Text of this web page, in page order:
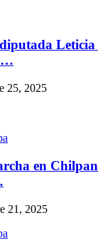
Leticia
25, 2025
en
21, 2025